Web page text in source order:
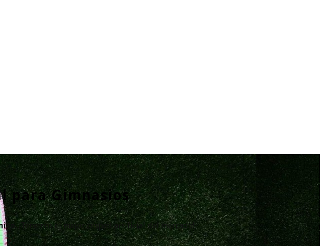
para Gimnasios
¡Tenemos el mejor césped artificial del mercado!